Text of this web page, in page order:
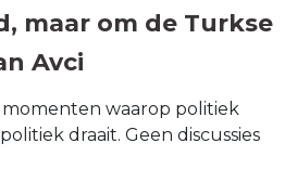
maar om de Turkse
Avci
momenten waarop politiek
draait. Geen discussies